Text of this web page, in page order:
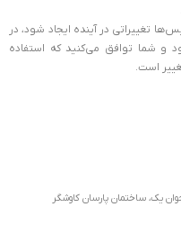
تغییراتی در آینده ایجاد شود، در
شما توافق می‏‌کنید که استفاده
است.
یک، ساختمان پارسان کاوشگر